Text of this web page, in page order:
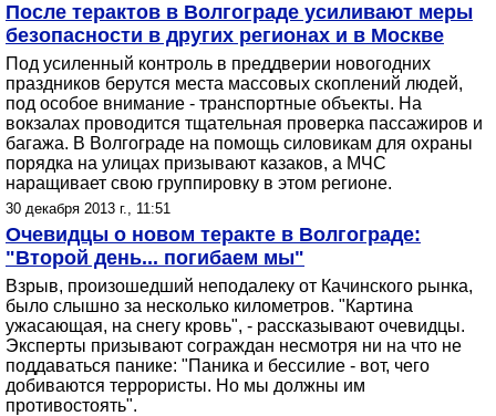
После терактов в Волгограде усиливают меры
безопасности в других регионах и в Москве
Под усиленный контроль в преддверии новогодних
праздников берутся места массовых скоплений людей,
под особое внимание - транспортные объекты. На
вокзалах проводится тщательная проверка пассажиров и
багажа. В Волгограде на помощь силовикам для охраны
порядка на улицах призывают казаков, а МЧС
наращивает свою группировку в этом регионе.
30 декабря 2013 г., 11:51
Очевидцы о новом теракте в Волгограде:
"Второй день... погибаем мы"
Взрыв, произошедший неподалеку от Качинского рынка,
было слышно за несколько километров. "Картина
ужасающая, на снегу кровь", - рассказывают очевидцы.
Эксперты призывают сограждан несмотря ни на что не
поддаваться панике: "Паника и бессилие - вот, чего
добиваются террористы. Но мы должны им
противостоять".